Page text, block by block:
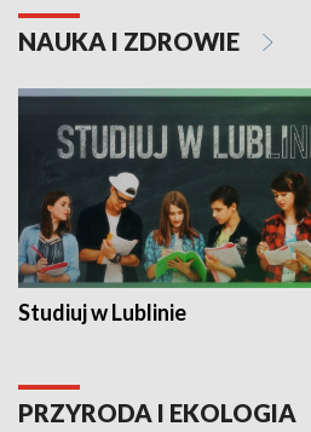
NAUKA I ZDROWIE
Studiuj w Lublinie
PRZYRODA I EKOLOGIA